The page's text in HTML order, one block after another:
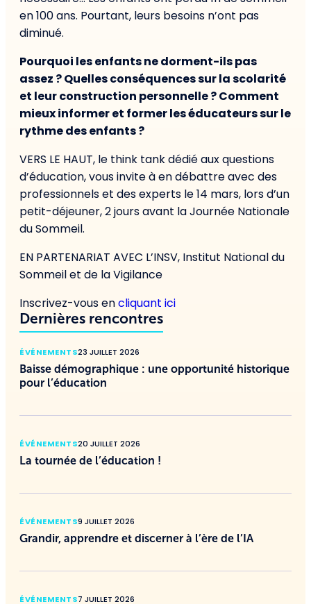
en 100 ans. Pourtant, leurs besoins n’ont pas
diminué.
Pourquoi les enfants ne dorment-ils pas
assez ? Quelles conséquences sur la scolarité
et leur construction personnelle ? Comment
mieux informer et former les éducateurs sur le
rythme des enfants ?
VERS LE HAUT, le think tank dédié aux questions
d’éducation, vous invite à en débattre avec des
professionnels et des experts le 14 mars, lors d’un
petit-déjeuner, 2 jours avant la Journée Nationale
du Sommeil.
EN PARTENARIAT AVEC L’INSV, Institut National du
Sommeil et de la Vigilance
Inscrivez-vous encliquant ici
Dernières rencontres
ÉVÉNEMENTS23 JUILLET 2026
Baisse démographique : une opportunité historique
pour l’éducation
ÉVÉNEMENTS20 JUILLET 2026
La tournée de l’éducation !
ÉVÉNEMENTS9 JUILLET 2026
Grandir, apprendre et discerner à l’ère de l’IA
ÉVÉNEMENTS7 JUILLET 2026